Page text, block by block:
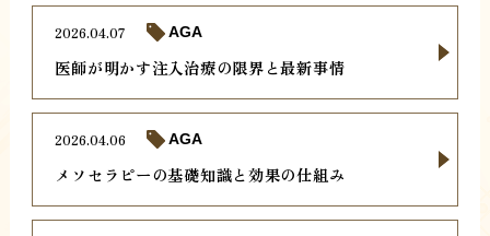
医師が明かす注入治療の限界と最新事情
2026.04.07 AGA
メソセラピーの基礎知識と効果の仕組み
2026.04.06 AGA